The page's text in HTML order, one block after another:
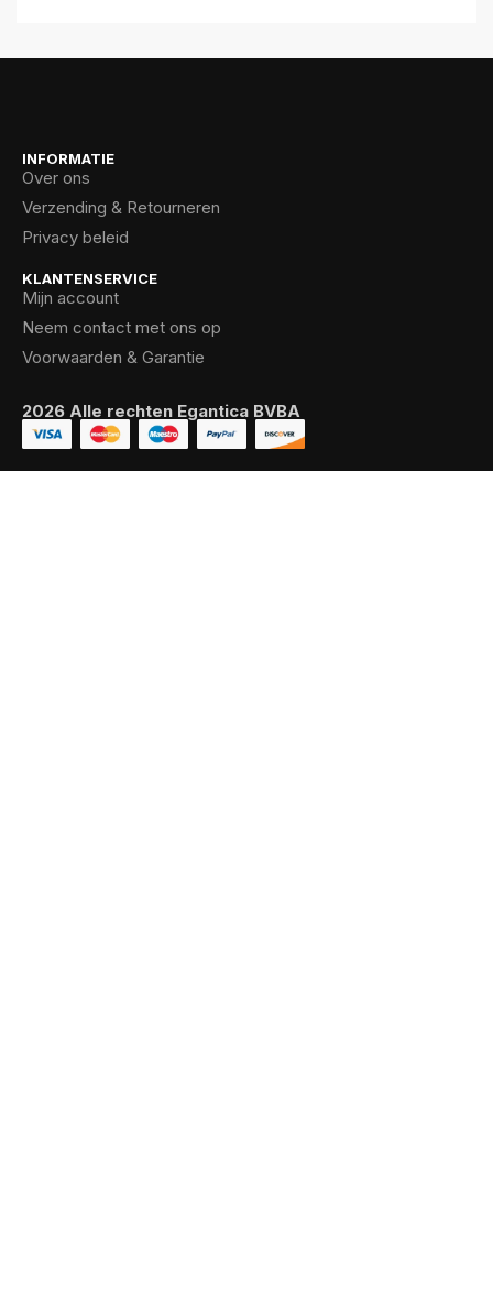
INFORMATIE
Over ons
Verzending & Retourneren
Privacy beleid
KLANTENSERVICE
Mijn account
Neem contact met ons op
Voorwaarden & Garantie
2026 Alle rechten Egantica BVBA